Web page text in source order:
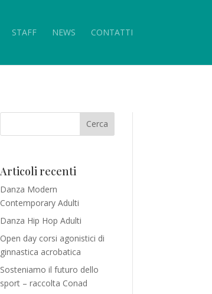
STAFF NEWS CONTATTI
Articoli recenti
Danza Modern
Contemporary Adulti
Danza Hip Hop Adulti
Open day corsi agonistici di
ginnastica acrobatica
Sosteniamo il futuro dello
sport – raccolta Conad